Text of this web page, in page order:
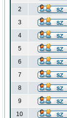
2
3
4
5
6
7
8
9
10